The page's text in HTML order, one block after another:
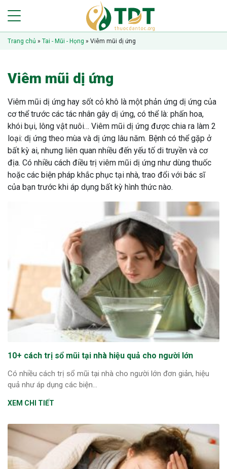
Trang chủ » Tai - Mũi - Họng » Viêm mũi dị ứng
Viêm mũi dị ứng
Viêm mũi dị ứng hay sốt cỏ khô là một phản ứng dị ứng của
cơ thể trước các tác nhân gây dị ứng, có thể là: phấn hoa,
khói bụi, lông vật nuôi… Viêm mũi dị ứng được chia ra làm 2
loại: dị ứng theo mùa và dị ứng lâu năm. Bệnh có thể gặp ở
bất kỳ ai, nhưng liên quan nhiều đến yếu tố di truyền và cơ
địa. Có nhiều cách điều trị viêm mũi dị ứng như dùng thuốc
hoặc các biện pháp khắc phục tại nhà, trao đổi với bác sĩ
của bạn trước khi áp dụng bất kỳ hình thức nào.
10+ cách trị sổ mũi tại nhà hiệu quả cho người lớn
Có nhiều cách trị sổ mũi tại nhà cho người lớn đơn giản, hiệu
quả như áp dụng các biện...
XEM CHI TIẾT